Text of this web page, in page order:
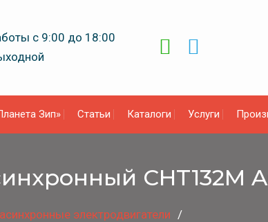
с 9:00 до 18:00
Зип» Статьи Каталоги Услуги
CHT132M
электродвигатели